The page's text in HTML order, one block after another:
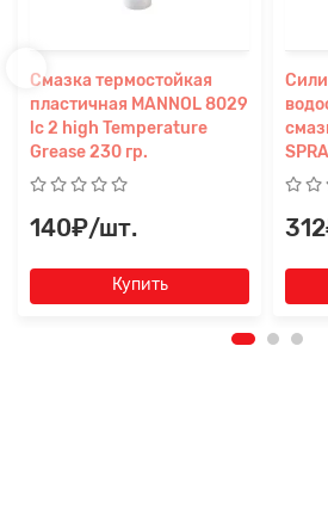
Смазка термостойкая
пластичная MANNOL 8029
lc 2 high Temperature
Grease 230 гр.
140₽/шт.
Купить